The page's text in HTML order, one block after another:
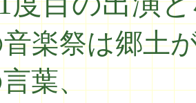
祭は郷土が
葉、